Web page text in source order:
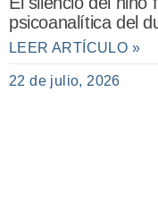
psicoanalítica del
LEER ARTÍCULO »
22 de julio, 2026